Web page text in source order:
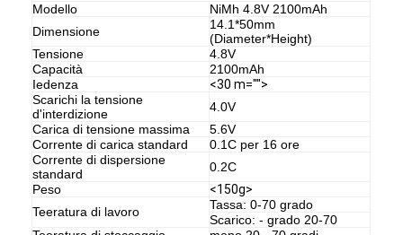
Modello
NiMh 4.8V 2100mAh
Dimensione
14.1*50mm
(Diameter*Height)
Tensione
4.8V
Capacità
2100mAh
Iedenza
<30 m="">
Scarichi la tensione
d'interdizione
4.0V
Carica di tensione massima
5.6V
Corrente di carica standard
0.1C per 16 ore
Corrente di dispersione
standard
0.2C
Peso
<150g>
Teeratura di lavoro
Tassa: 0-70 grado
Scarico: - grado 20-70